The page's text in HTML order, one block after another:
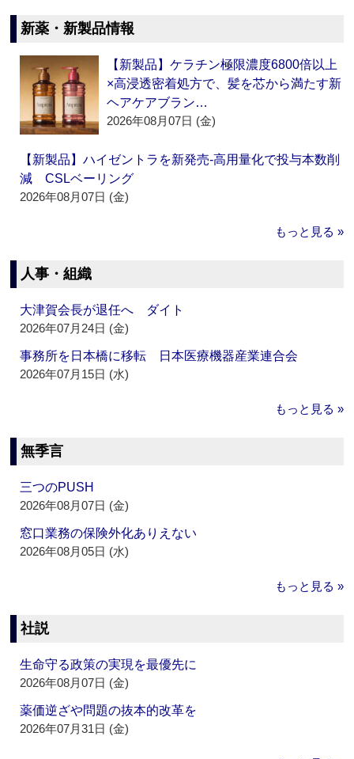
新薬・新製品情報
【新製品】ケラチン極限濃度6800倍以上
×高浸透密着処方で、髪を芯から満たす新
ヘアケアブラン…
2026年08月07日 (金)
【新製品】ハイゼントラを新発売‐高用量化で投与本数削
減 CSLベーリング
2026年08月07日 (金)
もっと見る »
人事・組織
大津賀会長が退任へ ダイト
2026年07月24日 (金)
事務所を日本橋に移転 日本医療機器産業連合会
2026年07月15日 (水)
もっと見る »
無季言
三つのPUSH
2026年08月07日 (金)
窓口業務の保険外化ありえない
2026年08月05日 (水)
もっと見る »
社説
生命守る政策の実現を最優先に
2026年08月07日 (金)
薬価逆ざや問題の抜本的改革を
2026年07月31日 (金)